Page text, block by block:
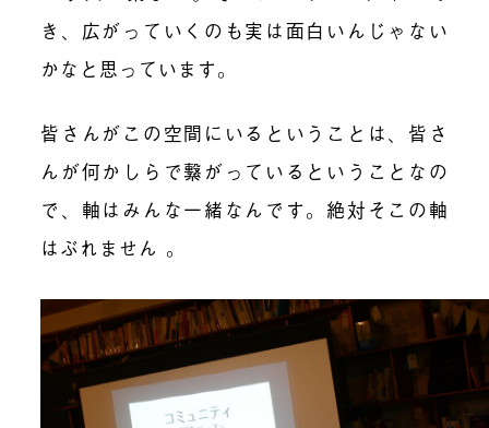
き、広がっていくのも実は面白いんじゃない
かなと思っています。
皆さんがこの空間にいるということは、皆さ
んが何かしらで繋がっているということなの
で、軸はみんな一緒なんです。絶対そこの軸
はぶれません 。